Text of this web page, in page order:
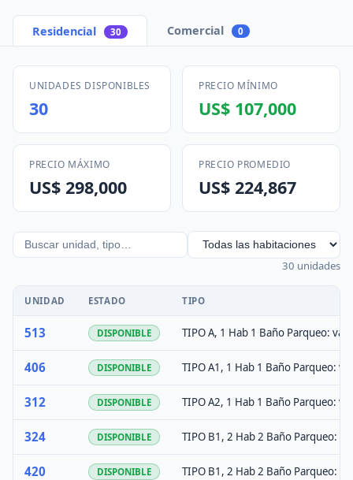
Residencial 30 Comercial 0
UNIDADES DISPONIBLES
30
PRECIO MÍNIMO
US$ 107,000
PRECIO MÁXIMO
US$ 298,000
PRECIO PROMEDIO
US$ 224,867
30 unidades
UNIDAD ESTADO TIPO
513 DISPONIBLE TIPO A, 1 Hab 1 Baño Parqueo:
406 DISPONIBLE TIPO A1, 1 Hab 1 Baño Parqueo:
312 DISPONIBLE TIPO A2, 1 Hab 1 Baño Parqueo:
324 DISPONIBLE TIPO B1, 2 Hab 2 Baño Parqueo:
420 DISPONIBLE TIPO B1, 2 Hab 2 Baño Parqueo: